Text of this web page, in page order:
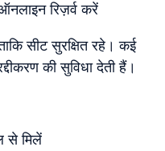
रिज़र्व करें
सीट सुरक्षित रहे। कई
की सुविधा देती हैं।
से मिलें